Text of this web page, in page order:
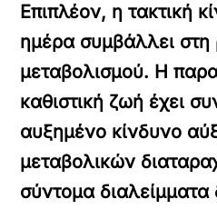
Επιπλέον, η τακτική
ημέρα συμβάλλει στη
μεταβολισμού. Η
καθιστική ζωή έχει
αυξημένο κίνδυνο
μεταβολικών
σύντομα διαλείμματα